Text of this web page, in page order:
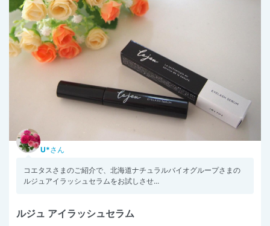
U*さん
コエタスさまのご紹介で、北海道ナチュラルバイオグループさまの
ルジュアイラッシュセラムをお試しさせ...
ルジュ アイラッシュセラム